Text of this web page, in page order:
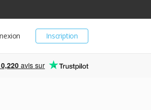
Inscription
avis sur